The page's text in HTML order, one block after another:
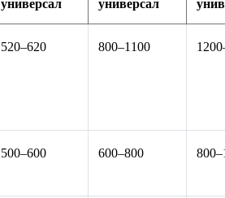
универсал универсал
520–620 800–1100
500–600 600–800